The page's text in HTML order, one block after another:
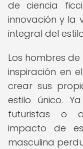
de ciencia
innovación y la
integral del
Los hombres
inspiración en
crear sus
estilo único.
futuristas o
impacto de
masculina